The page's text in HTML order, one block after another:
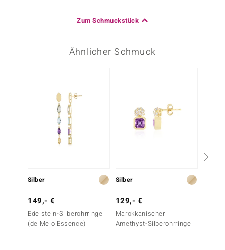
Zum Schmuckstück
Ähnlicher Schmuck
Silber
149,- €
Edelstein-Silberohrringe
(de Melo Essence)
Silber
129,- €
Marokkanischer
Amethyst-Silberohrringe